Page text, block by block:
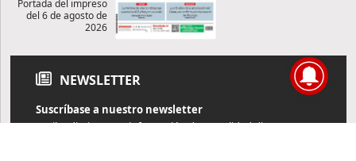
Portada del impreso
del 6 de agosto de
2026
NEWSLETTER
Suscríbase a nuestro newsletter
Reciba diariamente información de actualidad directamente en